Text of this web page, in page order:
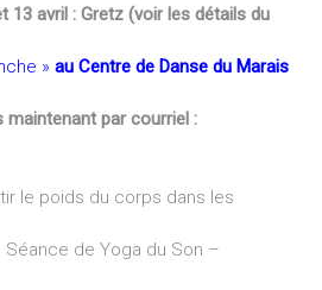
13 avril : Gretz (voir les détails du
» au Centre de Danse du Marais
maintenant par courriel :
le poids du corps dans les
de Yoga du Son –